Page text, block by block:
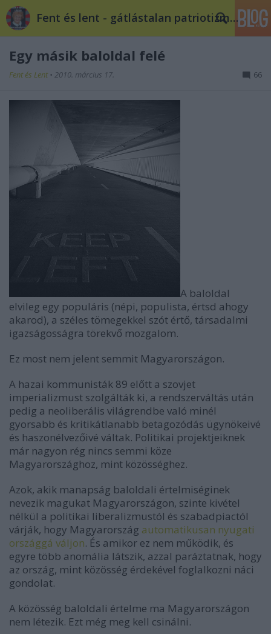
Fent és lent - gátlástalan patriotizmus
Egy másik baloldal felé
Fent és Lent • 2010. március 17. 66
A baloldal
elvileg egy populáris (népi, populista, értsd ahogy
akarod), a széles tömegekkel szót értő, társadalmi
igazságosságra törekvő mozgalom.
Ez most nem jelent semmit Magyarországon.
A hazai kommunisták 89 előtt a szovjet
imperializmust szolgálták ki, a rendszerváltás után
pedig a neoliberális világrendbe való minél
gyorsabb és kritikátlanabb betagozódás ügynökeivé
és haszonélvezőivé váltak. Politikai projektjeiknek
már nagyon rég nincs semmi köze
Magyarországhoz, mint közösséghez.
Azok, akik manapság baloldali értelmiséginek
nevezik magukat Magyarországon, szinte kivétel
nélkül a politikai liberalizmustól és szabadpiactól
várják, hogy Magyarország automatikusan nyugati
országgá váljon. És amikor ez nem működik, és
egyre több anomália látszik, azzal paráztatnak, hogy
az ország, mint közösség érdekével foglalkozni náci
gondolat.
A közösség baloldali értelme ma Magyarországon
nem létezik. Ezt még meg kell csinálni.